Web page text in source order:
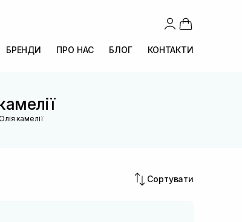
БРЕНДИ ПРО НАС БЛОГ КОНТАКТИ
камелії
Сортувати